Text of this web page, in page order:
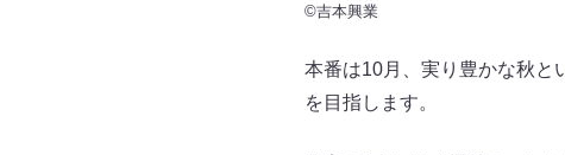
©吉本興業
本番は10月、実り豊かな秋と
を目指します。